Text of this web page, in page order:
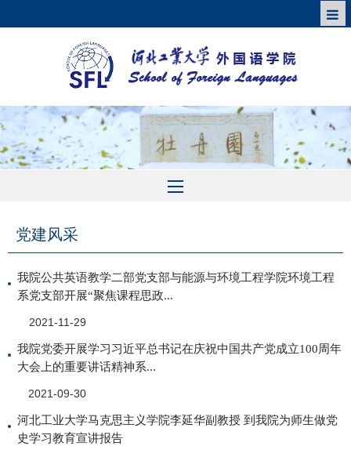
党建风采
我院公共英语教学二部党支部与能源与环境工程学院环境工程
系党支部开展“聚焦课程思政...
2021-11-29
我院党委开展学习习近平总书记在庆祝中国共产党成立100周年
大会上的重要讲话精神系...
2021-09-30
河北工业大学马克思主义学院李延华副教授 到我院为师生做党
史学习教育宣讲报告